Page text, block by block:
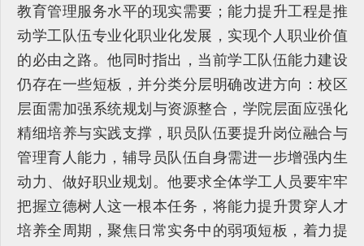
教育管理服务水平的现实需要；能力提升工程是推
动学工队伍专业化职业化发展，实现个人职业价值
的必由之路。他同时指出，当前学工队伍能力建设
仍存在一些短板，并分类分层明确改进方向：校区
层面需加强系统规划与资源整合，学院层面应强化
精细培养与实践支撑，职员队伍要提升岗位融合与
管理育人能力，辅导员队伍自身需进一步增强内生
动力、做好职业规划。他要求全体学工人员要牢牢
把握立德树人这一根本任务，将能力提升贯穿人才
培养全周期，聚焦日常实务中的弱项短板，着力提